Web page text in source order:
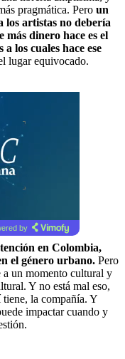
pragmática. Pero un
los artistas no debería
más dinero hace es el
los cuales hace ese
lugar equivocado.
by
en Colombia,
el género urbano. Pero
a un momento cultural y
Y no está mal eso,
tiene, la compañía. Y
impactar cuando y